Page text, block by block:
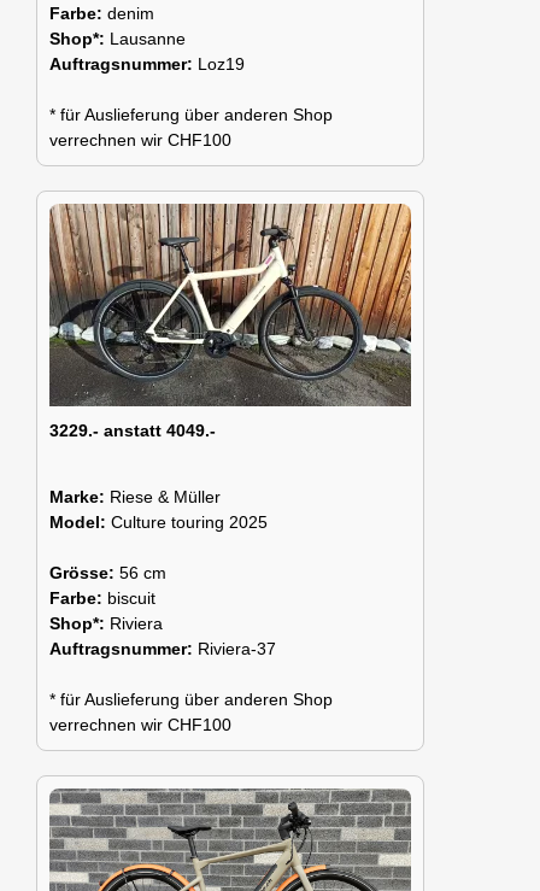
Farbe: denim
Shop*: Lausanne
Auftragsnummer: Loz19
* für Auslieferung über anderen Shop
verrechnen wir CHF100
3229.- anstatt 4049.-
Marke: Riese & Müller
Model: Culture touring 2025
Grösse: 56 cm
Farbe: biscuit
Shop*: Riviera
Auftragsnummer: Riviera-37
* für Auslieferung über anderen Shop
verrechnen wir CHF100